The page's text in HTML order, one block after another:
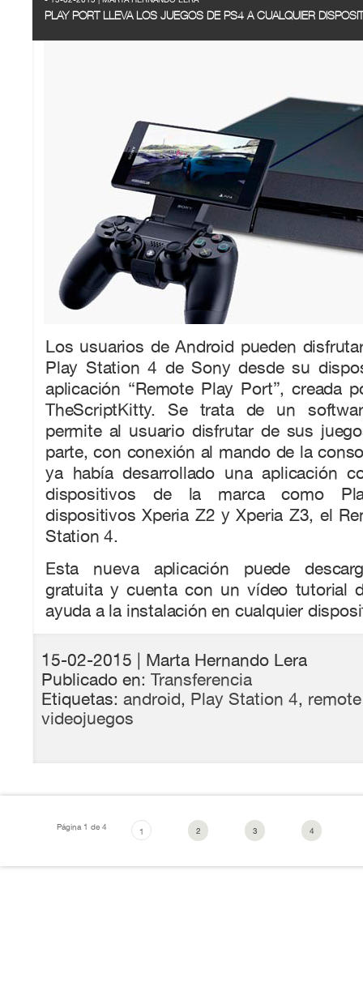
PLAY PORT LLEVA LOS JUEGOS DE PS4 A CUALQUIER
Los usuarios de Android pueden
Play Station 4 de Sony desde su
aplicación “Remote Play Port”, creada
TheScriptKitty. Se trata de un
permite al usuario disfrutar de sus
parte, con conexión al mando de la
ya había desarrollado una aplicación
dispositivos de la marca como
dispositivos Xperia Z2 y Xperia Z3, el
Station 4.
Esta nueva aplicación puede
gratuita y cuenta con un vídeo tutorial
ayuda a la instalación en cualquier
15-02-2015 | Marta Hernando Lera
Publicado en: Transferencia
Etiquetas: android, Play Station 4,
videojuegos
Página 1 de 4 1 2 3 4